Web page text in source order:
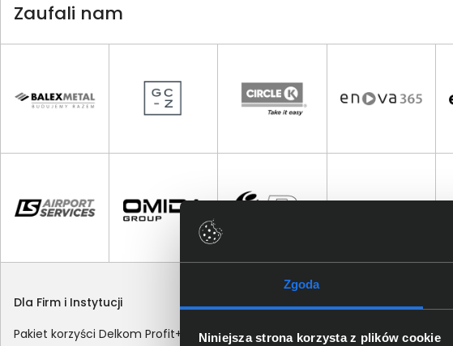
Zgoda
Niniejsza strona korzysta z plików cookie
Zaufali nam
Dla Firm i Instytucji
Pakiet korzyści Delkom Profit+
Zakupy
Sposoby dostawy